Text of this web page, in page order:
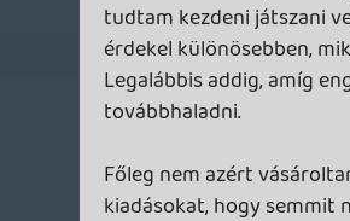
mind tartalmilag béta változatok
- mivel nem premierkor vásárolok, két-
három évvel a megjelenés után szinte
mindent mogyoróért meg lehet venni
digitálisan.
három éve szinte kizárólag VR-
játszom, és azok 99%-a nem jelenik
csak digitálisan. És tök kényelmes a